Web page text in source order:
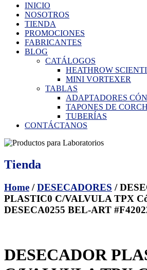
INICIO
NOSOTROS
TIENDA
PROMOCIONES
FABRICANTES
BLOG
CATÁLOGOS
HEATHROW
MINI VORTEXER
TABLAS
ADAPTADORES
TAPONES DE
TUBERÍAS
CONTÁCTANOS
Tienda
Home /DESECADORES /
PLASTIC0 C/VALVULA TPX
DESECA0255 BEL-ART
DESECADOR